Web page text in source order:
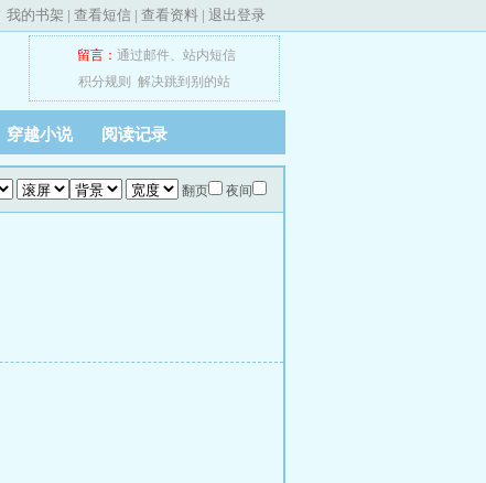
我的书架 | 查看短信 | 查看资料 | 退出登录
留言： 通过邮件、 站内短信
积分规则
解决跳到别的站
穿越小说 阅读记录
翻页 夜间